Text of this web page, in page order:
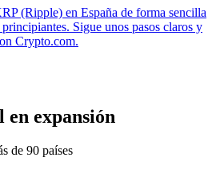
(Ripple) en España de forma sencilla
Sigue unos pasos claros y
Crypto.com.
en expansión
de 90 países